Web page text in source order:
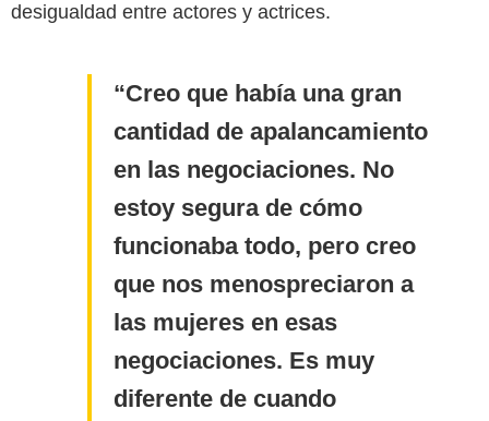
desigualdad entre actores y actrices.
Creo que había una gran
cantidad de apalancamiento
en las negociaciones. No
estoy segura de cómo
funcionaba todo, pero creo
que nos menospreciaron a
las mujeres en esas
negociaciones. Es muy
diferente de cuando